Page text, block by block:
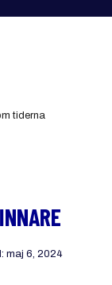
maj 6, 2024